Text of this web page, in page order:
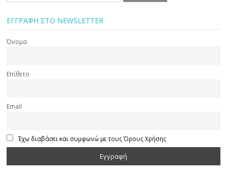
ΕΓΓΡΑΦΗ ΣΤΟ NEWSLETTER
Όνομα
Επίθετο
Email
Έχω διαβάσει και συμφωνώ με τους Όρους Χρήσης